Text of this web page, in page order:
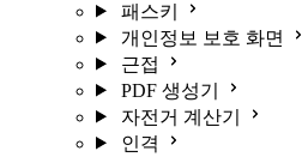
패스키
개인정보 보호 화면
근접
PDF 생성기
자전거 계산기
인격